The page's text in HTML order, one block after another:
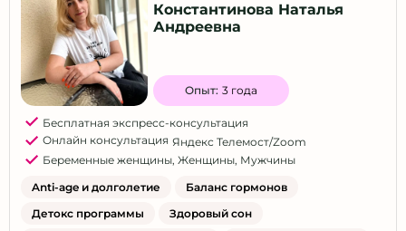
Константинова Наталья
Андреевна
Опыт: 3 года
Бесплатная экспресс-консультация
Онлайн консультация Яндекс Телемост/Zoom
Беременные женщины, Женщины, Мужчины
Anti-age и долголетие
Баланс гормонов
Детокс программы
Здоровый сон